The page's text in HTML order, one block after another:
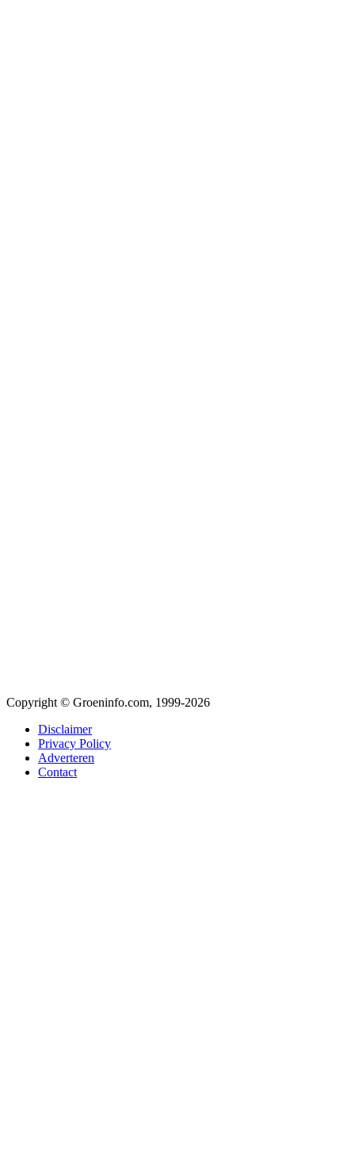
Copyright © Groeninfo.com, 1999-2026
Disclaimer
Privacy Policy
Adverteren
Contact